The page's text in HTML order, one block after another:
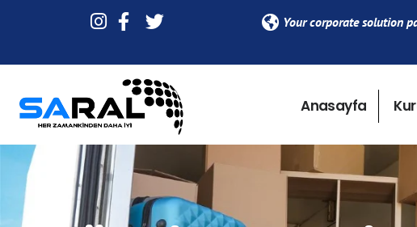
Your corporate solution
Anasayfa